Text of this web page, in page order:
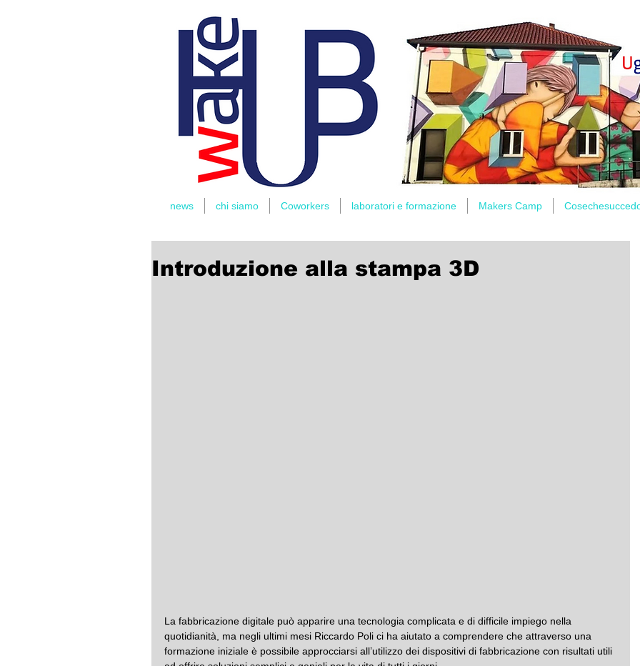
RIDER
news chi siamo Coworkers laboratori e formazione Makers Camp
Introduzione alla stampa 3D
La fabbricazione digitale può apparire una tecnologia complicata e di difficile impiego nella
quotidianità, ma negli ultimi mesi Riccardo Poli ci ha aiutato a comprendere che attraverso una
formazione iniziale è possibile approcciarsi all’utilizzo dei dispositivi di fabbricazione con risultati utili